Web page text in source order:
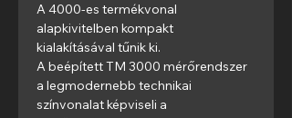
A 4000-es termékvonal
alapkivitelben kompakt
kialakításával tűnik ki.
A beépített TM 3000 mérőrendszer
a legmodernebb technikai
színvonalat képviseli a